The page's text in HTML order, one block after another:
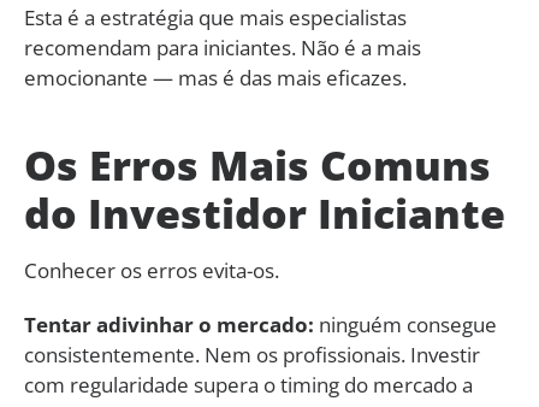
Esta é a estratégia que mais especialistas
recomendam para iniciantes. Não é a mais
emocionante — mas é das mais eficazes.
Os Erros Mais Comuns
do Investidor Iniciante
Conhecer os erros evita-os.
Tentar adivinhar o mercado: ninguém consegue
consistentemente. Nem os profissionais. Investir
com regularidade supera o timing do mercado a